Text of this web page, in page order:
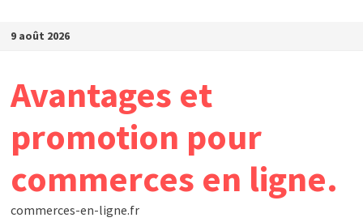
9 août 2026
Avantages et
promotion pour
commerces en ligne.
commerces-en-ligne.fr